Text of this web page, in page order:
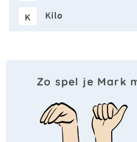
K Kilo
Zo spel je Mark